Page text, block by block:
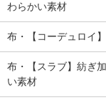
わらかい素材
布・【コーデュロイ
布・【スラブ】紡ぎ
い素材